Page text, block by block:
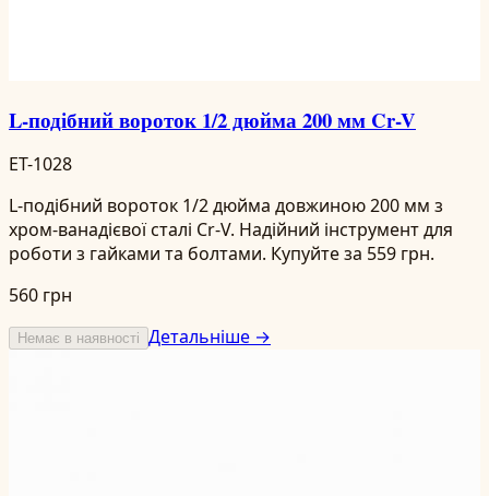
L-подібний вороток 1/2 дюйма 200 мм Cr-V
ET-1028
L-подібний вороток 1/2 дюйма довжиною 200 мм з
хром-ванадієвої сталі Cr-V. Надійний інструмент для
роботи з гайками та болтами. Купуйте за 559 грн.
560 грн
Немає в наявності Детальніше →